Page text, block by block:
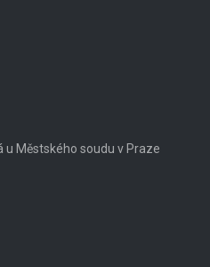
u Městského soudu v Praze